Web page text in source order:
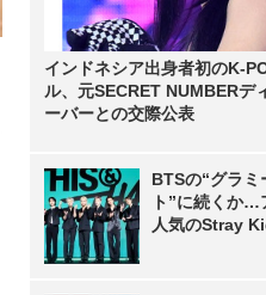
インドネシア出身者初のK-
ル、元SECRET NUMBERデ
ーバーとの交際公表
BTSの“グラミ
ト”に続くか…
人気のStray